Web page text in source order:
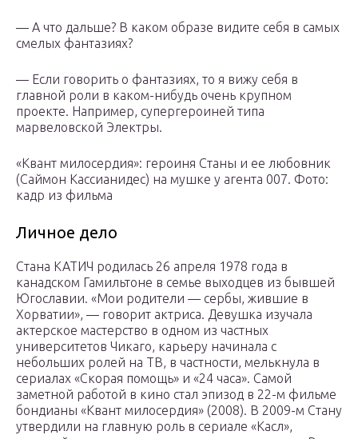
— А что дальше? В каком образе видите себя в самых
смелых фантазиях?
— Если говорить о фантазиях, то я вижу себя в
главной роли в каком-нибудь очень крупном
проекте. Например, супергероиней типа
марвеловской Электры.
«Квант милосердия»: героиня Станы и ее любовник
(Cаймон Кассианидес) на мушке у агента 007. Фото:
кадр из фильма
Личное дело
Стана КАТИЧ родилась 26 апреля 1978 года в
канадском Гамильтоне в семье выходцев из бывшей
Югославии. «Мои родители — сербы, жившие в
Хорватии», — говорит актриса. Девушка изучала
актерское мастерство в одном из частных
университетов Чикаго, карьеру начинала с
небольших ролей на ТВ, в частности, мелькнула в
сериалах «Скорая помощь» и «24 часа». Самой
заметной работой в кино стал эпизод в 22-м фильме
бондианы «Квант милосердия» (2008). В 2009-м Стану
утвердили на главную роль в сериале «Касл»,